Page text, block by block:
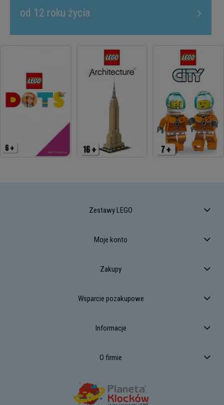
od 12 roku życia
Zestawy LEGO
Moje konto
Zakupy
Wsparcie pozakupowe
Informacje
O firmie